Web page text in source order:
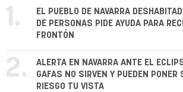
1.
EL PUEBLO DE NAVARRA
DE PERSONAS PIDE AYUDA PARA
FRONTÓN
2.
ALERTA EN NAVARRA ANTE EL
GAFAS NO SIRVEN Y PUEDEN PONER
RIESGO TU VISTA